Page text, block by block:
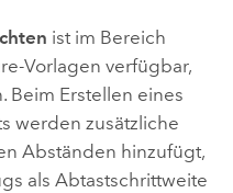
ist im Bereich
Vorlagen verfügbar,
Beim Erstellen eines
werden zusätzliche
Abständen hinzufügt,
als Abtastschrittweite